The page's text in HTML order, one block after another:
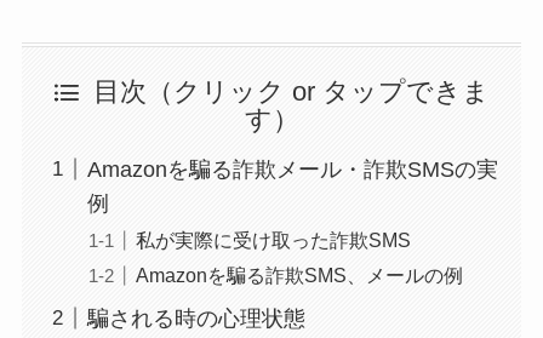
目次（クリック or タップできま
す）
Amazonを騙る詐欺メール・詐欺SMSの実
例
私が実際に受け取った詐欺SMS
Amazonを騙る詐欺SMS、メールの例
騙される時の心理状態